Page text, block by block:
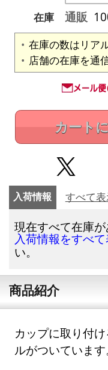
在庫
通販
在庫の数はリア
店舗の在庫を通
カート
入荷情報 すべて
現在すべて在庫が
入荷情報をすべ
い。
商品紹介
カップに取り付
ルがついています